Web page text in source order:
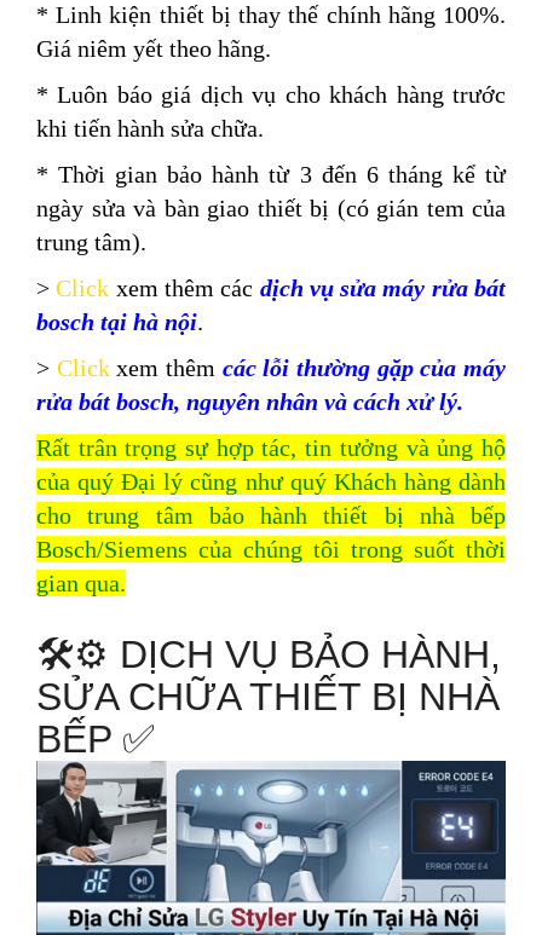
* Linh kiện thiết bị thay thế chính hãng 100%.
Giá niêm yết theo hãng.
* Luôn báo giá dịch vụ cho khách hàng trước
khi tiến hành sửa chữa.
* Thời gian bảo hành từ 3 đến 6 tháng kể từ
ngày sửa và bàn giao thiết bị (có gián tem của
trung tâm).
>Click xem thêm các dịch vụ sửa máy rửa bát
bosch tại hà nội.
> Clickxem thêm các lỗi thường gặp của máy
rửa bát bosch, nguyên nhân và cách xử lý.
Rất trân trọng sự hợp tác, tin tưởng và ủng hộ
của quý Đại lý cũng như quý Khách hàng dành
chotrung tâm bảo hành thiết bị nhà bếp
Bosch/Siemens của chúng tôi trong suốt thời
gian qua.
🛠️⚙️ DỊCH VỤ BẢO HÀNH,
SỬA CHỮA THIẾT BỊ NHÀ
BẾP ✅️